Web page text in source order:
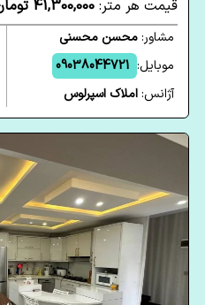
قیمت هر متر: 41,300,000 تومان
مشاور:محسن محسنی
موبایل: 09038044721
آژانس:املاک اسپرلوس